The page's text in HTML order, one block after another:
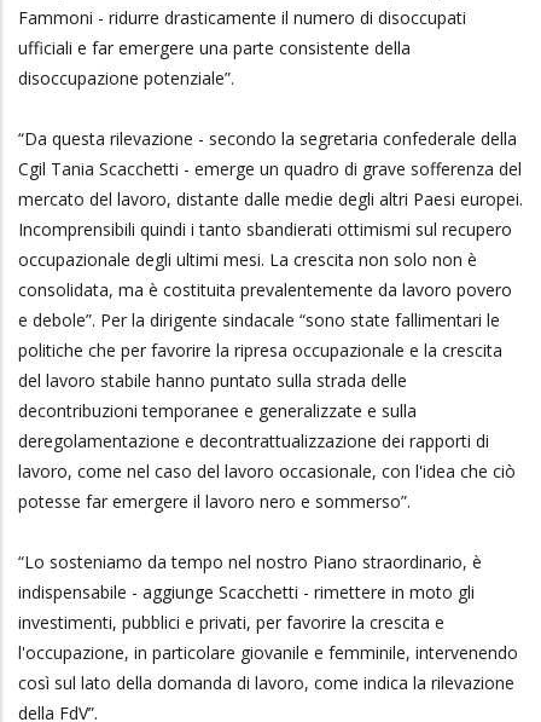
Fammoni - ridurre drasticamente il numero di disoccupati
ufficiali e far emergere una parte consistente della
disoccupazione potenziale”.
“Da questa rilevazione - secondo la segretaria confederale della
Cgil Tania Scacchetti - emerge un quadro di grave sofferenza del
mercato del lavoro, distante dalle medie degli altri Paesi europei.
Incomprensibili quindi i tanto sbandierati ottimismi sul recupero
occupazionale degli ultimi mesi. La crescita non solo non è
consolidata, ma è costituita prevalentemente da lavoro povero
e debole”. Per la dirigente sindacale “sono state fallimentari le
politiche che per favorire la ripresa occupazionale e la crescita
del lavoro stabile hanno puntato sulla strada delle
decontribuzioni temporanee e generalizzate e sulla
deregolamentazione e decontrattualizzazione dei rapporti di
lavoro, come nel caso del lavoro occasionale, con l'idea che ciò
potesse far emergere il lavoro nero e sommerso”.
“Lo sosteniamo da tempo nel nostro Piano straordinario, è
indispensabile - aggiunge Scacchetti - rimettere in moto gli
investimenti, pubblici e privati, per favorire la crescita e
l'occupazione, in particolare giovanile e femminile, intervenendo
così sul lato della domanda di lavoro, come indica la rilevazione
della FdV”.